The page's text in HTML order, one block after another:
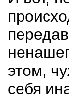
этом,
себя